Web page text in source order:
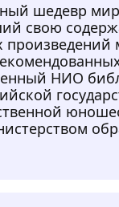
шедевр
свою
НИО